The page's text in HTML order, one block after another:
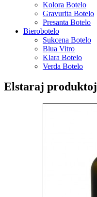
Kolora Botelo
Gravurita Botelo
Presanta Botelo
Bierobotelo
Sukcena Botelo
Blua Vitro
Klara Botelo
Verda Botelo
Elstaraj produktoj